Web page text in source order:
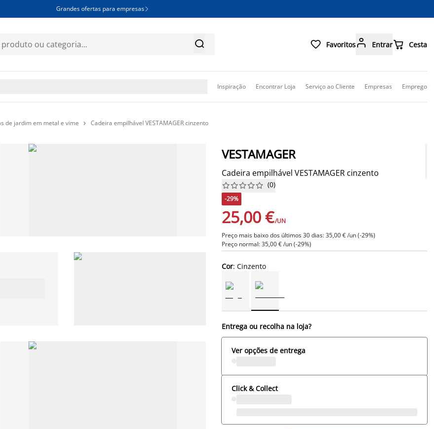
Grandes ofertas para empresas 
  Favoritos Entrar Cesta
Inspiração Encontrar Loja Serviço ao Cliente Empresas Emprego
de jardim em metal e vime  Cadeira empilhável VESTAMAGER cinzento
VESTAMAGER
Cadeira empilhável VESTAMAGER cinzento





 (0)
-29%
25,00 €/UN
Preço mais baixo dos últimos 30 dias: 35,00 € /un (-29%)
Preço normal: 35,00 € /un (-29%)
Cor: Cinzento
Entrega ou recolha na loja?
Ver opções de entrega
Click & Collect